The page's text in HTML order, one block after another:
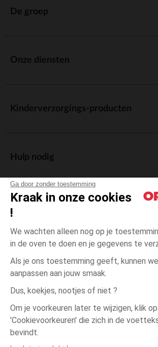
Ga door zonder toestemming
Kraak in onze cookies
!
We wachten alleen nog op je
in de oven te doen en je gegevens te
Als je ons toestemming geeft, kunnen
aanpassen aan jouw smaak.
Dus, koekjes, nootjes of niet ?
Om je voorkeuren later te wijzigen, klik
'Cookievoorkeuren' die zich in de
bevindt.
Wit Wit
één
De groep
Onze diensten
Kinderverzorgings-producten
Hulp nodig
Algemene
Wettelijke bepalingen
Persoonsgegevens